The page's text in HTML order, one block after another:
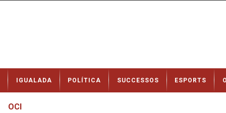
t
IGUALADA POLÍTICA SUCCESSOS ESPORTS
OCI